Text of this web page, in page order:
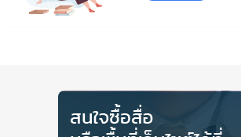
ช่องนนทรี หรือการเดินทางเข้ามาท
ย่นระยะเวลาในการเดินทางแล้ว
ได้ว่าจะไปถึงที่ทำงานได้ตรงเวลา